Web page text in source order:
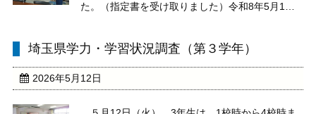
た。（指定書を受け取りました）令和8年5月1日
転車乗車時の交通マナーと交通安全に一層取り組
願いしま ...
埼玉県学力・学習状況調査（第３学年）
2026年5月12日